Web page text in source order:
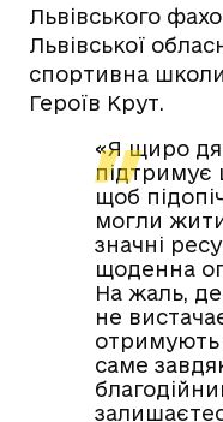
Львівського
Львівської
спортивна
Героїв Крут.
«Я щиро
підтримує
щоб
могли
значні
щоденна
На жаль,
не
отримують
саме